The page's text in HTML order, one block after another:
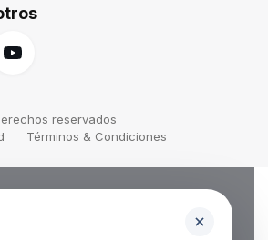
reservados
Términos & Condiciones